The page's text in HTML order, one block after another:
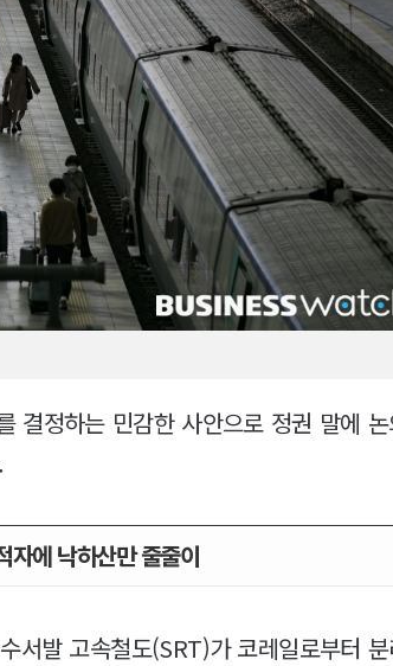
결정하는 민감한 사안으로 정권 말에
자에 낙하산만 줄줄이
서발 고속철도(SRT)가 코레일로부터